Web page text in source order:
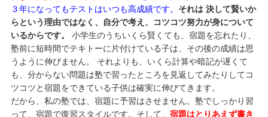
３年になってもテストはいつも高成績です。 それは 決して賢いか
らという理由ではなく、自分で考え、コツコツ努力が身について
いるからです。
小学生のうちいくら賢くても、宿題を忘れたり、
塾前に短時間でテキトーに片付けている子は、その後の成績は思
うように伸びません。 それよりも、いくら計算や暗記が遅くて
も、分からない問題は塾で習ったところを見返してみたりしてコ
ツコツと宿題をできている子供は確実に伸びてきます。
だから、私の塾では、宿題に予習はさせません。塾でしっかり習
って、宿題で復習スタイルです。そして、 宿題はとりあえず書き